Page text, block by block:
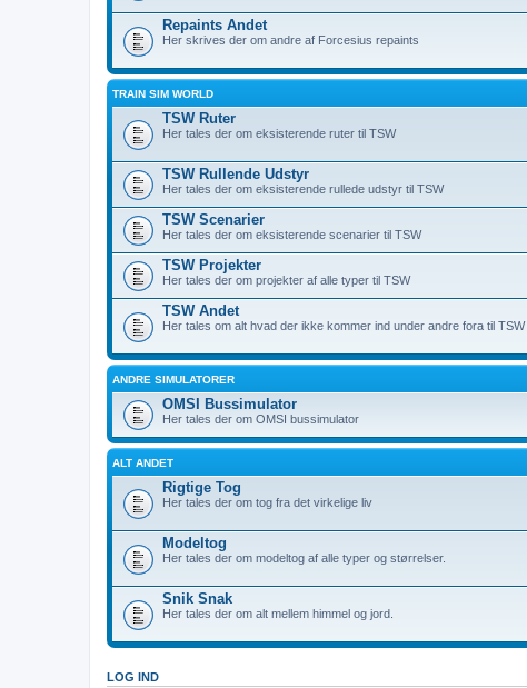
Repaints Andet
Her skrives der om andre af Forcesius repaints
TRAIN SIM WORLD
TSW Ruter
Her tales der om eksisterende ruter til TSW
TSW Rullende Udstyr
Her tales der om eksisterende rullede udstyr til TSW
TSW Scenarier
Her tales der om eksisterende scenarier til TSW
TSW Projekter
Her tales der om projekter af alle typer til TSW
TSW Andet
Her tales om alt hvad der ikke kommer ind under andre fora til TSW
ANDRE SIMULATORER
OMSI Bussimulator
Her tales der om OMSI bussimulator
ALT ANDET
Rigtige Tog
Her tales der om tog fra det virkelige liv
Modeltog
Her tales der om modeltog af alle typer og størrelser.
Snik Snak
Her tales der om alt mellem himmel og jord.
LOG IND